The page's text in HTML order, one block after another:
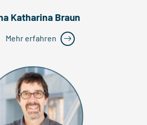
Katharina Braun
Mehr erfahren